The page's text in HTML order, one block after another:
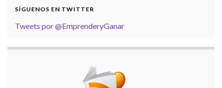
SÍGUENOS EN TWITTER
Tweets por @EmprenderyGanar